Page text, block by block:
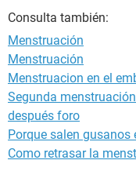
Consulta también:
Menstruación
Menstruación
Menstruacion en el
Segunda
después foro
Porque salen gusanos
Como retrasar la